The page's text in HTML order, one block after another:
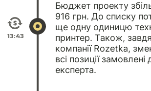
13:43
Бюджет проекту
916 грн. До списку
ще одну одиницю
принтер. Також,
компанії Rozetka,
всі позиції
експерта.